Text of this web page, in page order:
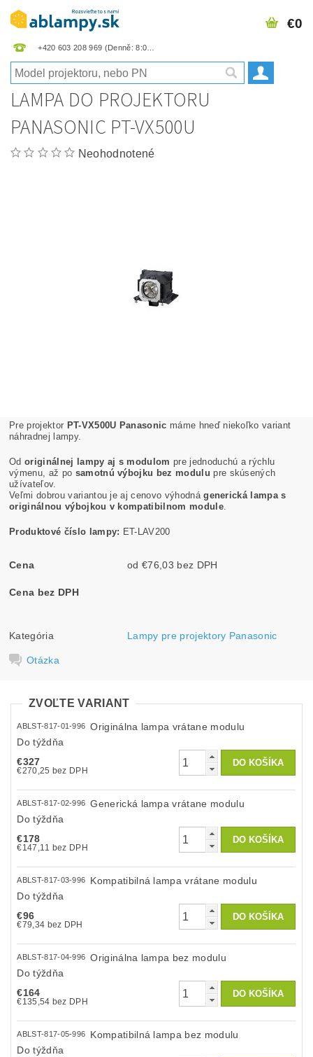
+420 603 208 969
€0
LAMPA DO PROJEKTORU
PANASONIC PT-VX500U
Neohodnotené
Pre projektor PT-VX500U Panasonic máme hneď niekoľko variant
náhradnej lampy.
Odoriginálnej lampy aj s modulom pre jednoduchú a rýchlu
výmenu, až po samotnú výbojku bez modulu pre skúsených
užívateľov.
Veľmi dobrou variantou je aj cenovo výhodnágenerická lampa s
originálnou výbojkou v kompatibilnom module.
Produktové číslo lampy: ET-LAV200
Cena od €76,03 bez DPH
Cena bez DPH
Kategória Lampy pre projektory Panasonic
Otázka
ZVOĽTE VARIANT
ABLST-817-01-996
Originálna lampa vrátane modulu
Do týždňa
€327
€270,25 bez DPH
ABLST-817-02-996
Generická lampa vrátane modulu
Do týždňa
€178
€147,11 bez DPH
ABLST-817-03-996
Kompatibilná lampa vrátane modulu
Do týždňa
€96
€79,34 bez DPH
ABLST-817-04-996
Originálna lampa bez modulu
Do týždňa
€164
€135,54 bez DPH
ABLST-817-05-996
Kompatibilná lampa bez modulu
Do týždňa